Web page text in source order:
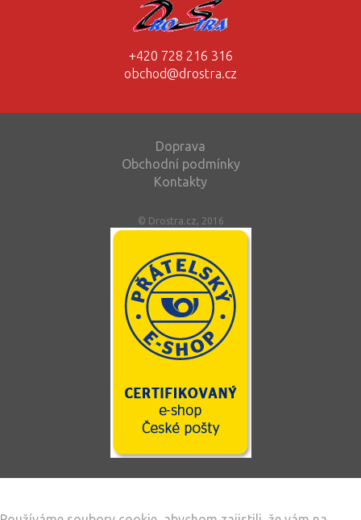
+420 728 216 316
obchod@drostra.cz
Doprava
Obchodní podmínky
Kontakty
© Drostra.cz, 2016